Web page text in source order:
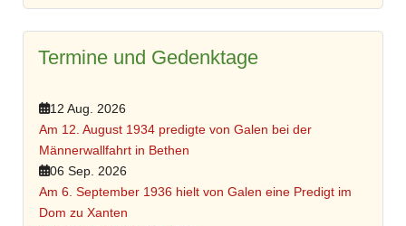
Termine und Gedenktage
12 Aug. 2026
Am 12. August 1934 predigte von Galen bei der
Männerwallfahrt in Bethen
06 Sep. 2026
Am 6. September 1936 hielt von Galen eine Predigt im
Dom zu Xanten